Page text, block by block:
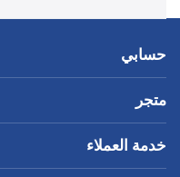
حسابي
متجر
خدمة العملاء